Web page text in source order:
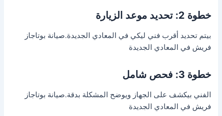
خطوة 2: تحديد موعد الزيارة
بيتم تحديد أقرب فني ليكي في المعادي الجديدة.صيانة بوتاجاز
فريش في المعادي الجديدة
خطوة 3: فحص شامل
الفني بيكشف على الجهاز ويوضح المشكلة بدقة.صيانة بوتاجاز
فريش في المعادي الجديدة